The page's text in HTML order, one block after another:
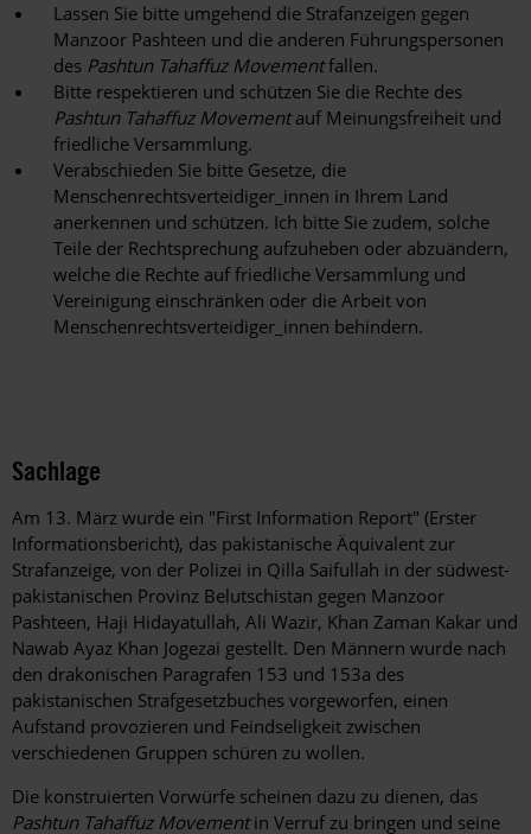
Lassen Sie bitte umgehend die Strafanzeigen gegen
Manzoor Pashteen und die anderen Führungspersonen
des Pashtun Tahaffuz Movementfallen.
Bitte respektieren und schützen Sie die Rechte des
Pashtun Tahaffuz Movementauf Meinungsfreiheit und
friedliche Versammlung.
Verabschieden Sie bitte Gesetze, die
Menschenrechtsverteidiger_innen in Ihrem Land
anerkennen und schützen. Ich bitte Sie zudem, solche
Teile der Rechtsprechung aufzuheben oder abzuändern,
welche die Rechte auf friedliche Versammlung und
Vereinigung einschränken oder die Arbeit von
Menschenrechtsverteidiger_innen behindern.
Sachlage
Am 13. März wurde ein "First Information Report" (Erster
Informationsbericht), das pakistanische Äquivalent zur
Strafanzeige, von der Polizei in Qilla Saifullah in der südwest-
pakistanischen Provinz Belutschistan gegen Manzoor
Pashteen, Haji Hidayatullah, Ali Wazir, Khan Zaman Kakar und
Nawab Ayaz Khan Jogezai gestellt. Den Männern wurde nach
den drakonischen Paragrafen 153 und 153a des
pakistanischen Strafgesetzbuches vorgeworfen, einen
Aufstand provozieren und Feindseligkeit zwischen
verschiedenen Gruppen schüren zu wollen.
Die konstruierten Vorwürfe scheinen dazu zu dienen, das
Pashtun Tahaffuz Movementin Verruf zu bringen und seine